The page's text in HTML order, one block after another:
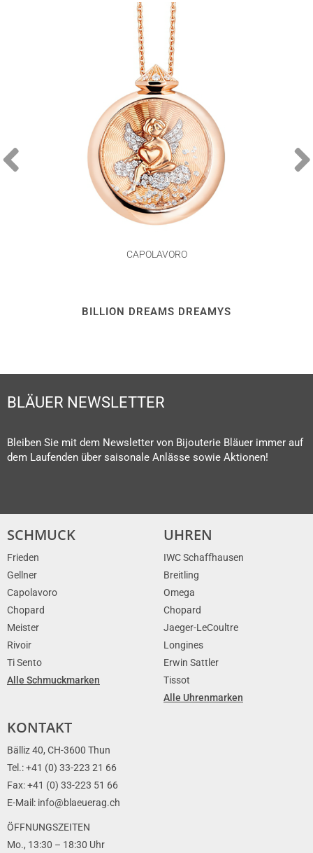
CAPOLAVORO
BILLION DREAMS DREAMYS
BLÄUER NEWSLETTER
Bleiben Sie mit dem Newsletter von Bijouterie Bläuer immer auf
dem Laufenden über saisonale Anlässe sowie Aktionen!
SCHMUCK
Frieden
Gellner
Capolavoro
Chopard
Meister
Rivoir
Ti Sento
Alle Schmuckmarken
UHREN
IWC Schaffhausen
Breitling
Omega
Chopard
Jaeger-LeCoultre
Longines
Erwin Sattler
Tissot
Alle Uhrenmarken
KONTAKT
Bälliz 40, CH-3600 Thun
Tel.: +41 (0) 33-223 21 66
Fax: +41 (0) 33-223 51 66
E-Mail: info@blaeuerag.ch
ÖFFNUNGSZEITEN
Mo., 13:30 – 18:30 Uhr